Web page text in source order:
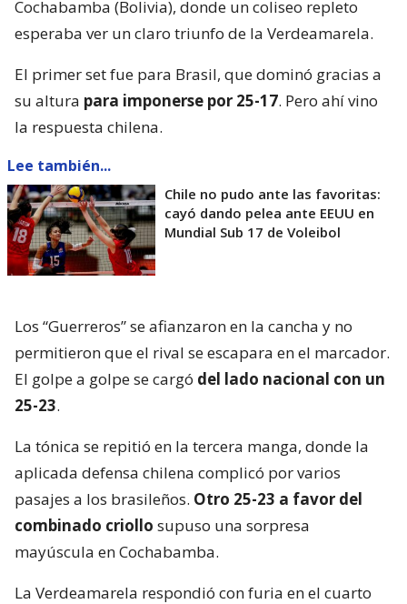
Cochabamba (Bolivia), donde un coliseo repleto
esperaba ver un claro triunfo de la Verdeamarela.
El primer set fue para Brasil, que dominó gracias a
su altura para imponerse por 25-17. Pero ahí vino
la respuesta chilena.
Lee también...
Chile no pudo ante las favoritas:
cayó dando pelea ante EEUU en
Mundial Sub 17 de Voleibol
Los “Guerreros” se afianzaron en la cancha y no
permitieron que el rival se escapara en el marcador.
El golpe a golpe se cargó del lado nacional con un
25-23.
La tónica se repitió en la tercera manga, donde la
aplicada defensa chilena complicó por varios
pasajes a los brasileños. Otro 25-23 a favor del
combinado criollo supuso una sorpresa
mayúscula en Cochabamba.
La Verdeamarela respondió con furia en el cuarto